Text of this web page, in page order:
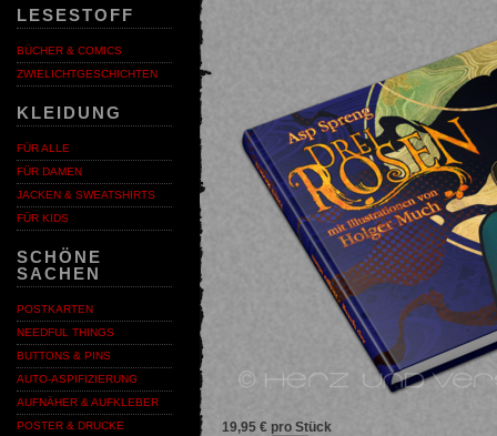
LESESTOFF
BÜCHER & COMICS
ZWIELICHTGESCHICHTEN
KLEIDUNG
FÜR ALLE
FÜR DAMEN
JACKEN & SWEATSHIRTS
FÜR KIDS
SCHÖNE
SACHEN
POSTKARTEN
NEEDFUL THINGS
BUTTONS & PINS
AUTO-ASPIFIZIERUNG
AUFNÄHER & AUFKLEBER
POSTER & DRUCKE
19,95 € pro Stück